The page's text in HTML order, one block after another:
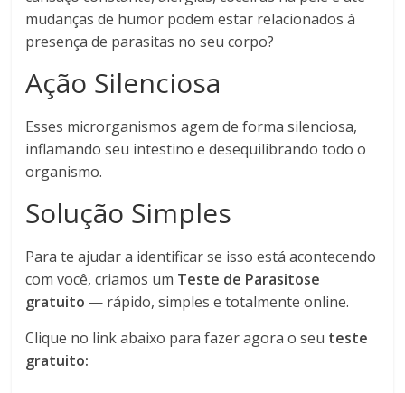
mudanças de humor podem estar relacionados à
presença de parasitas no seu corpo?
Ação Silenciosa
Esses microrganismos agem de forma silenciosa,
inflamando seu intestino e desequilibrando todo o
organismo.
Solução Simples
Para te ajudar a identificar se isso está acontecendo
com você, criamos um Teste de Parasitose
gratuito — rápido, simples e totalmente online.
Clique no link abaixo para fazer agora o seu teste
gratuito: